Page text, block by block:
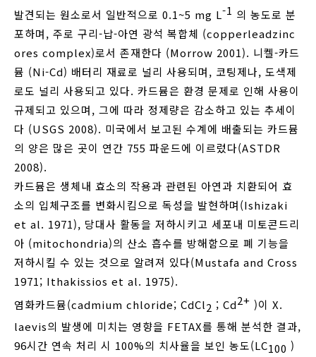
발견되는 원소로서 일반적으로 0.1~5 mg L-1 의 농도로 분
포하며, 주로 구리-납-아연 광석 복합체 (copperleadzinc
ores complex)로서 존재한다 (Morrow 2001). 니켈-카드
뮴 (Ni-Cd) 배터리 재료로 널리 사용되며, 코팅제나, 도색제
로도 널리 사용되고 있다. 카드뮴은 환경 문제로 인해 사용이
규제되고 있으며, 그에 따라 정제량은 감소하고 있는 추세이
다 (USGS 2008). 미국에서 보고된 수계에 배출되는 카드뮴
의 양은 많은 곳이 연간 755 파운드에 이르렀다(ASTDR
2008).
카드뮴은 생체내 효소의 작용과 관련된 아연과 치환되어 효
소의 입체구조를 변화시킴으로 독성을 발현하며(Ishizaki
et al. 1971), 당대사 활동을 저하시키고 세포내 미토콘드리
아 (mitochondria)의 산소 흡수를 방해함으로 폐 기능을
저하시킬 수 있는 것으로 알려져 있다(Mustafa and Cross
1971; Ithakissios et al. 1975).
염화카드뮴(cadmium chloride; CdCl2 ; Cd2+ )이 X.
laevis의 발생에 미치는 영향을 FETAX를 통해 분석한 결과,
96시간 연속 처리 시 100%의 치사율을 보인 농도(LC100 )